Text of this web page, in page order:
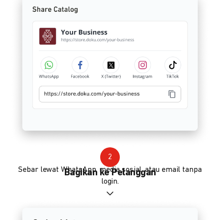
2
Bagikan ke Pelanggan
Sebar lewat WhatsApp, media sosial, atau email tanpa
login.